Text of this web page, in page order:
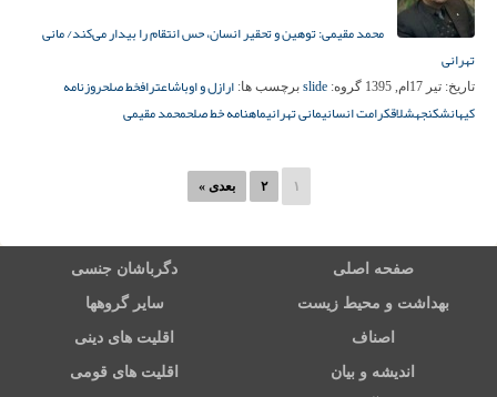
محمد مقیمی: توهین و تحقیر انسان، حس انتقام را بیدار می‌کند/ مانی
تهرانی
تاریخ: تیر 17ام, 1395 گروه: slide برچسب ها: ارازل و اوباشاعترافخط صلحروزنامه
کیهانشکنجهشلاقکرامت انسانیمانی تهرانیماهنامه خط صلحمحمد مقیمی
۱ ۲ بعدی »
صفحه اصلی دگرباشان جنسی
بهداشت و محیط زیست سایر گروهها
اصناف اقلیت های دینی
اندیشه و بیان اقلیت های قومی